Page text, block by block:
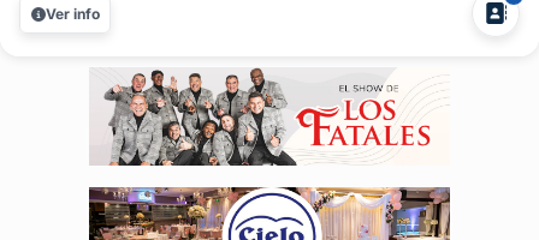
artesanal en botella o tirada y gintonic de autor, ideal para
Ver info